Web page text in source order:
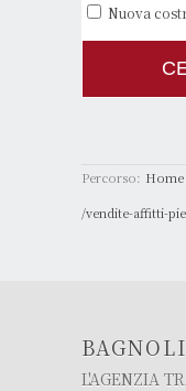
Nuova
Percorso: Home
/vendite-affitti-
L'AGENZIA